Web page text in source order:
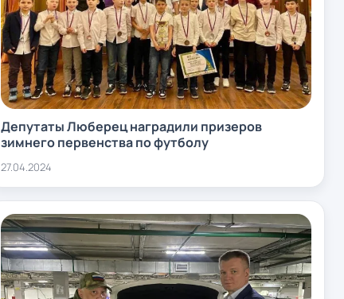
Депутаты Люберец наградили призеров
зимнего первенства по футболу
27.04.2024